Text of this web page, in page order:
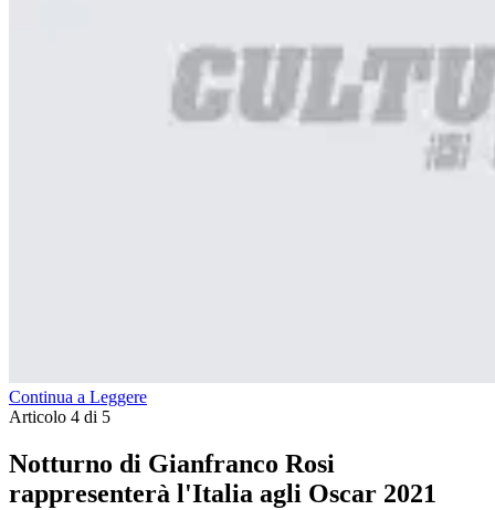
Continua a Leggere
Articolo 4 di 5
Notturno di Gianfranco Rosi
rappresenterà l'Italia agli Oscar 2021